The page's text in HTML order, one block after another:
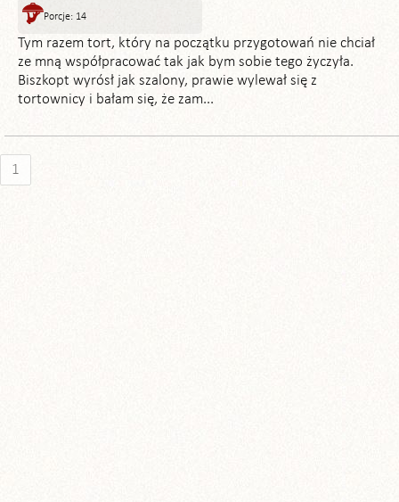
Porcje: 14
Tym razem tort, który na początku przygotowań nie chciał
ze mną współpracować tak jak bym sobie tego życzyła.
Biszkopt wyrósł jak szalony, prawie wylewał się z
tortownicy i bałam się, że zam...
1